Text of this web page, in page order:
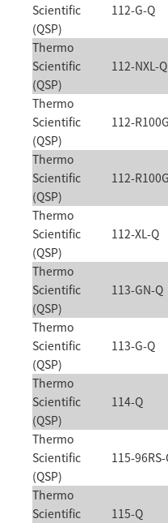
Scientific
(QSP)
112-G-Q
Thermo
Scientific
(QSP)
112-NXL-Q
Thermo
Scientific
(QSP)
112-
Thermo
Scientific
(QSP)
112-
Thermo
Scientific
(QSP)
112-XL-Q
Thermo
Scientific
(QSP)
113-GN-Q
Thermo
Scientific
(QSP)
113-G-Q
Thermo
Scientific
(QSP)
114-Q
Thermo
Scientific
(QSP)
115-96RS-
Thermo
Scientific
115-Q